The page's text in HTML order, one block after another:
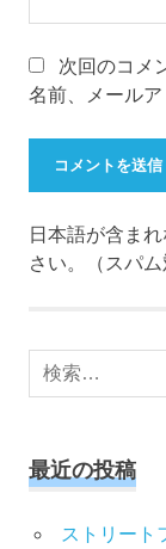
次回のコメ
名前、メールア
日本語が含ま
さい。（スパム
検
最近の投稿
ストリート